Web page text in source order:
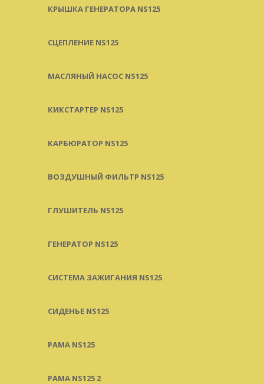
КРЫШКА ГЕНЕРАТОРА NS125
СЦЕПЛЕНИЕ NS125
МАСЛЯНЫЙ НАСОС NS125
КИКСТАРТЕР NS125
КАРБЮРАТОР NS125
ВОЗДУШНЫЙ ФИЛЬТР NS125
ГЛУШИТЕЛЬ NS125
ГЕНЕРАТОР NS125
СИСТЕМА ЗАЖИГАНИЯ NS125
СИДЕНЬЕ NS125
РАМА NS125
РАМА NS125 2